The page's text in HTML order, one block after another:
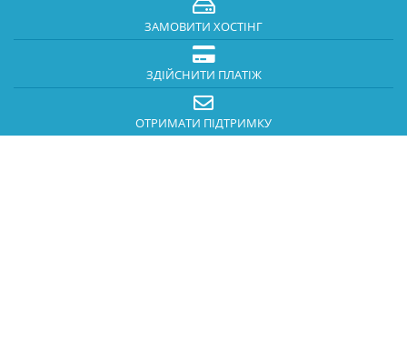
ЗАМОВИТИ ХОСТІНГ
ЗДІЙСНИТИ ПЛАТІЖ
ОТРИМАТИ ПІДТРИМКУ